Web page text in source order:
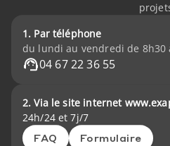
1. Par téléphone
du lundi au vendredi de 8h30
04 67 22 36 55
2. Via le site internet
24h/24 et 7j/7
FAQ Formulaire